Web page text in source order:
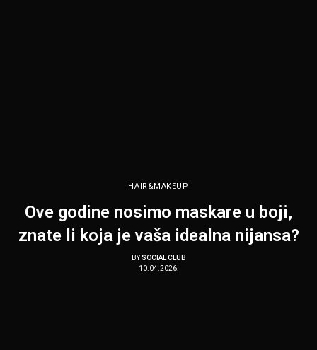
HAIR&MAKEUP
Ove godine nosimo maskare u boji,
znate li koja je vaša idealna nijansa?
BY SOCIAL CLUB
10.04.2026.